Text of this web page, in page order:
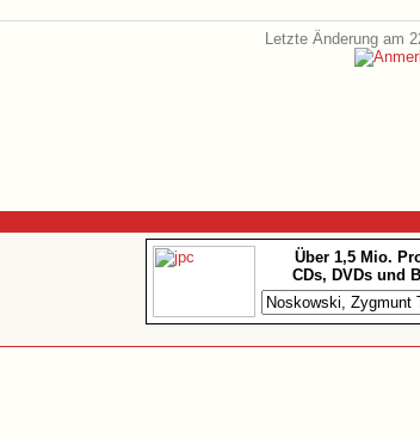
Letzte Änderung am
Über 1,5 Mio.
CDs, DVDs und